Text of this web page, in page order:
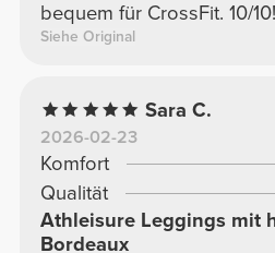
bequem für CrossFit. 10/
Siehe Original
Sara C.
2026-02-23
Komfort
Qualität
Athleisure Leggings mit
Bordeaux